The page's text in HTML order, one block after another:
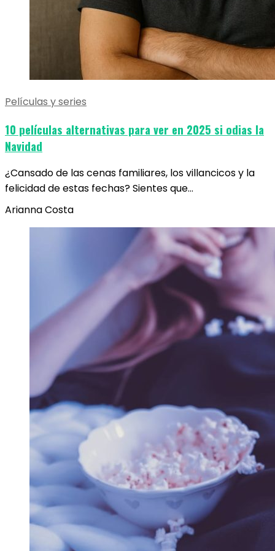
Películas y series
10 películas alternativas para ver en 2025 si odias la
Navidad
¿Cansado de las cenas familiares, los villancicos y la
felicidad de estas fechas? Sientes que…
Arianna Costa